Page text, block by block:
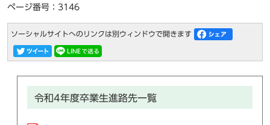
ページ番号：3146
ソーシャルサイトへのリンクは別ウィンドウで開きます
令和4年度卒業生進路先一覧